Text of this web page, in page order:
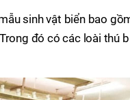
sinh vật biển bao
đó có các loài thú